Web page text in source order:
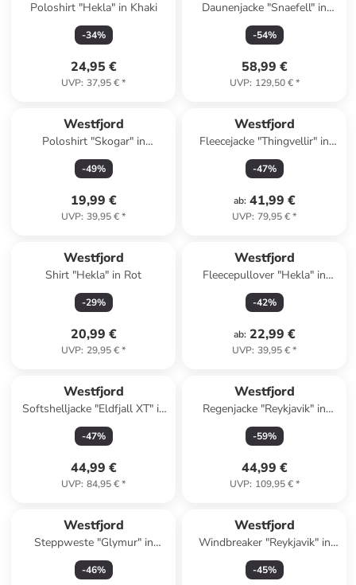
Poloshirt "Hekla" in Khaki
-34%
24,95 €
UVP: 37,95 €*
Daunenjacke "Snaefell" in
Dunkelblau
-54%
58,99 €
UVP: 129,50 €*
Westfjord
Poloshirt "Skogar" in
Dunkelblau
-49%
19,99 €
UVP: 39,95 €*
Westfjord
Fleecejacke "Thingvellir" in
Dunkelblau
-47%
ab: 41,99 €
UVP: 79,95 €*
Westfjord
Shirt "Hekla" in Rot
-29%
20,99 €
UVP: 29,95 €*
Westfjord
Fleecepullover "Hekla" in
Dunkelblau/ Pink
-42%
ab: 22,99 €
UVP: 39,95 €*
Westfjord
Softshelljacke "Eldfjall XT" in
Blau
-47%
44,99 €
UVP: 84,95 €*
Westfjord
Regenjacke "Reykjavik" in
Türkis
-59%
44,99 €
UVP: 109,95 €*
Westfjord
Steppweste "Glymur" in
Türkis
-46%
Westfjord
Windbreaker "Reykjavik" in
Blau/ Grau
-45%